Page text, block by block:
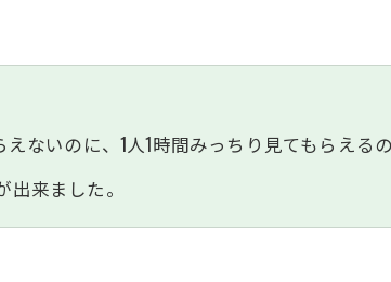
ないのに、1人1時間みっちり見てもらえる
来ました。